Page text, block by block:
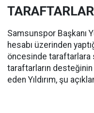
Samsunspor Başkanı
hesabı üzerinden
öncesinde taraftarlara
taraftarların
eden Yıldırım, şu